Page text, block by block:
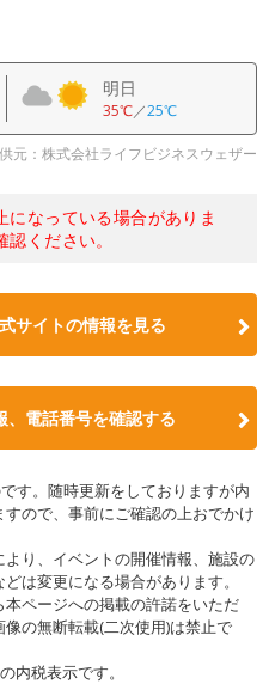
明日
35℃／25℃
元：株式会社ライフビジネスウェザー
なっている場合がありま
ください。
サイトの情報を見る
、電話番号を確認する
す。随時更新をしておりますが内
ので、事前にご確認の上おでかけ
り、イベントの開催情報、施設の
は変更になる場合があります。
ページへの掲載の許諾をいただ
の無断転載(二次使用)は禁止で
内税表示です。